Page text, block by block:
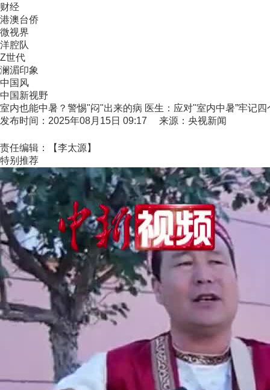
财经
港澳台侨
微视界
洋腔队
Z世代
澜湄印象
中国风
中国新视野
室内也能中暑？警惕"闷"出来的病 医生：应对"室内中暑”牢记四
发布时间：2025年08月15日 09:17 来源：央视新闻
责任编辑：【李太源】
特别推荐